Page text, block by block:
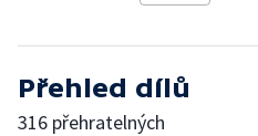
Přehled dílů
316 přehratelných